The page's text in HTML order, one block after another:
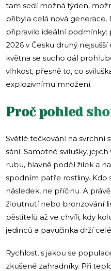
tam sedí možná týden,
přibyla celá nová
připravilo ideální podmínky:
2026 v Česku druhý nejsušší
května se sucho dál
vlhkost, přesně to, co
explozivnímu množení.
Proč pohled
Světlé tečkování na svrchní
sání. Samotné svilušky,
rubu, hlavně podél žilek a
spodním patře rostliny. Kdo
následek, ne příčinu. A
žloutnutí nebo bronzování
pěstitelů až ve chvíli, kdy
jedinců a pavučinka drží
Rychlost, s jakou se
zkušené zahradníky. Při